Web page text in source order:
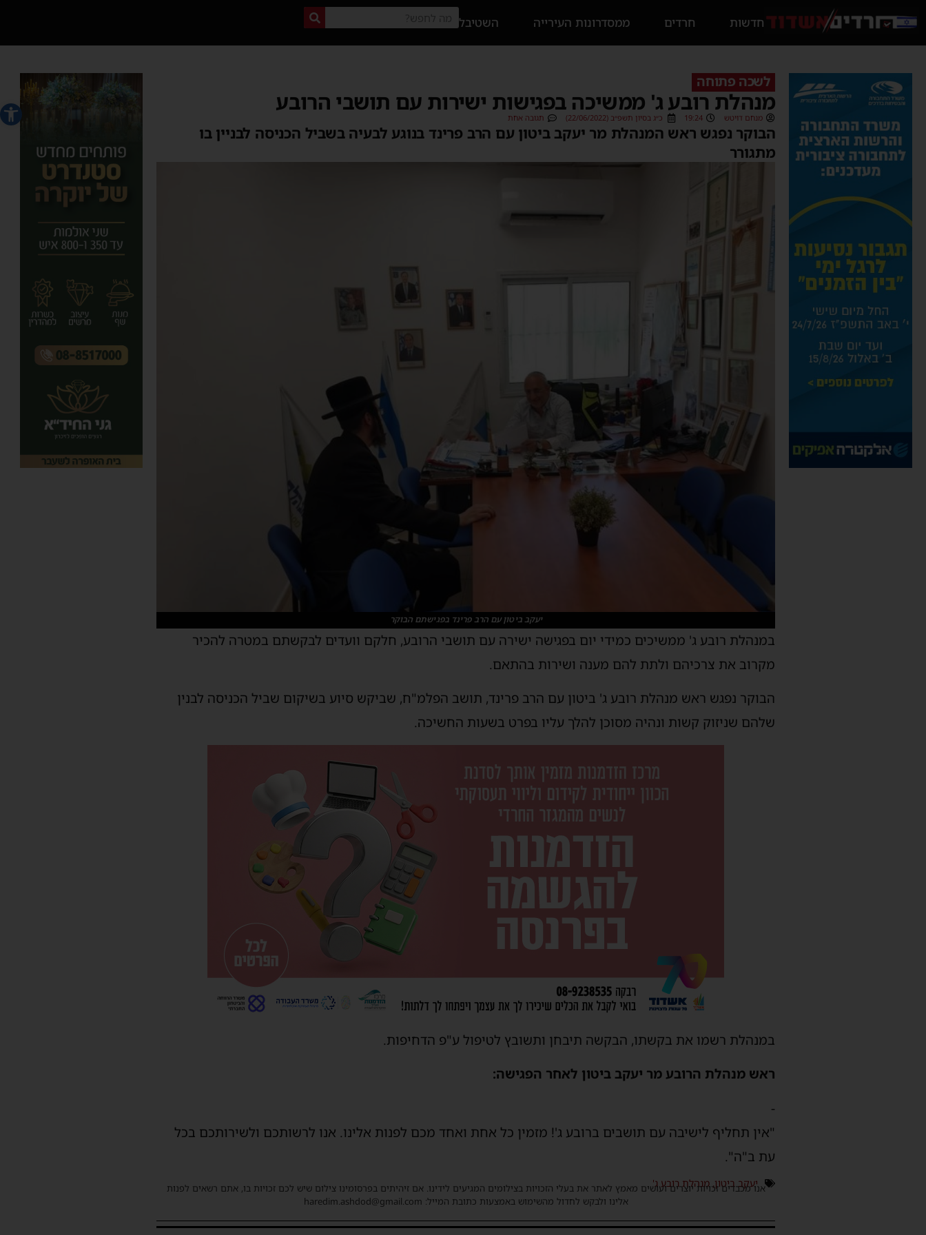
פתח
חדשות חרדים ממסדרונות העירייה השטיבל
לשכה פתוחה
מנהלת רובע ג' ממשיכה בפגישות ישירות עם תושבי הרובע
מנחם דויטש 19:24 כ״ג בסיון תשפ״ב (22/06/2022) תגובה אחת
הבוקר נפגש ראש המנהלת מר יעקב ביטון עם הרב פרינד בנוגע לבעיה בשביל הכניסה לבניין בו
מתגורר
יעקב ביטון עם הרב פרינד בפגישתם הבוקר
במנהלת רובע ג' ממשיכים כמידי יום בפגישה ישירה עם תושבי הרובע, חלקם וועדים לבקשתם במטרה להכיר
מקרוב את צרכיהם ולתת להם מענה ושירות בהתאם.
הבוקר נפגש ראש מנהלת רובע ג' ביטון עם הרב פרינד, תושב הפלמ"ח, שביקש סיוע בשיקום שביל הכניסה לבנין
שלהם שניזוק קשות ונהיה מסוכן להלך עליו בפרט בשעות החשיכה.
במנהלת רשמו את בקשתו, הבקשה תיבחן ותשובץ לטיפול ע"פ הדחיפות.
ראש מנהלת הרובע מר יעקב ביטון לאחר הפגישה:
-
"אין תחליף לישיבה עם תושבים ברובע ג'! מזמין כל אחת ואחד מכם לפנות אלינו. אנו לרשותכם ולשירותכם בכל
עת ב"ה".
יעקב ביטון,מנהלת רובע ג'
אנו מכבדים זכויות יוצרים ועושים מאמץ לאתר את בעלי הזכויות בצילומים המגיעים לידינו. אם זיהיתים בפרסומינו צילום שיש לכם זכויות בו, אתם רשאים לפנות
אלינו ולבקש לחדול מהשימוש באמצעות כתובת המייל: haredim.ashdod@gmail.com